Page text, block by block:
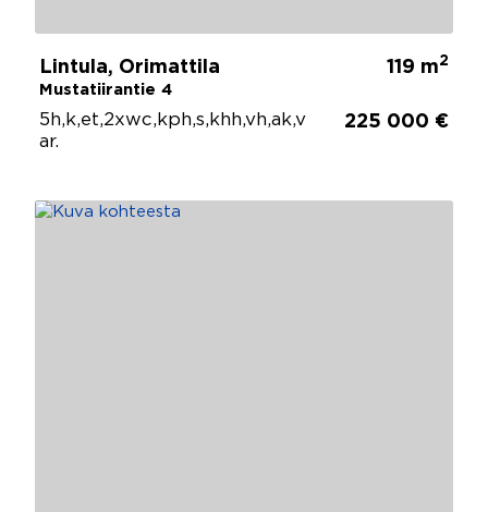
Lintula, Orimattila
Mustatiirantie 4
119 m2
5h,k,et,2xwc,kph,s,khh,vh,ak,v
ar.
225 000 €